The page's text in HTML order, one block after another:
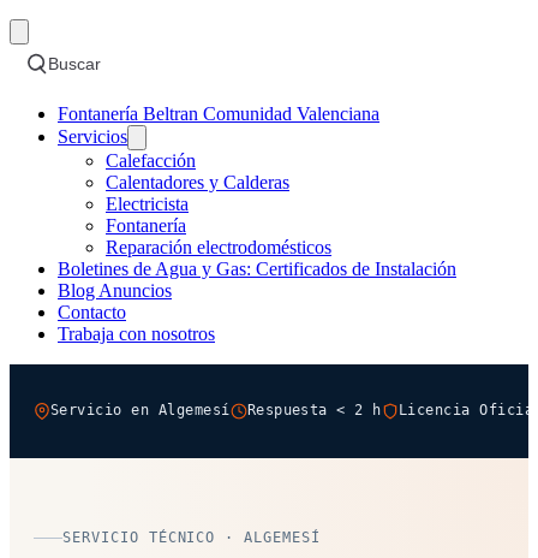
Buscar
Fontanería Beltran Comunidad Valenciana
Servicios
Calefacción
Calentadores y Calderas
Electricista
Fontanería
Reparación electrodomésticos
Boletines de Agua y Gas: Certificados de Instalación
Blog Anuncios
Contacto
Trabaja con nosotros
Servicio en Algemesí Respuesta < 2 h Licencia
SERVICIO TÉCNICO · ALGEMESÍ